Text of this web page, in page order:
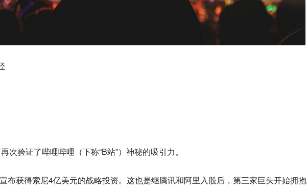
次验证了哔哩哔哩（下称“B站”）神秘的吸引力。
布获得索尼4亿美元的战略投资。这也是继腾讯和阿里入股后，第三家巨头开始拥抱